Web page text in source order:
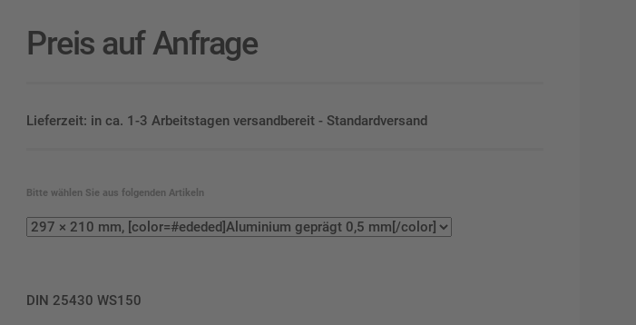
Preis auf Anfrage
Lieferzeit: in ca. 1-3 Arbeitstagen versandbereit - Standardversand
Bitte wählen Sie aus folgenden Artikeln
DIN 25430 WS150